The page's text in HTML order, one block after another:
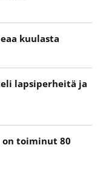
kuulasta
lapsiperheitä ja
on toiminut 80